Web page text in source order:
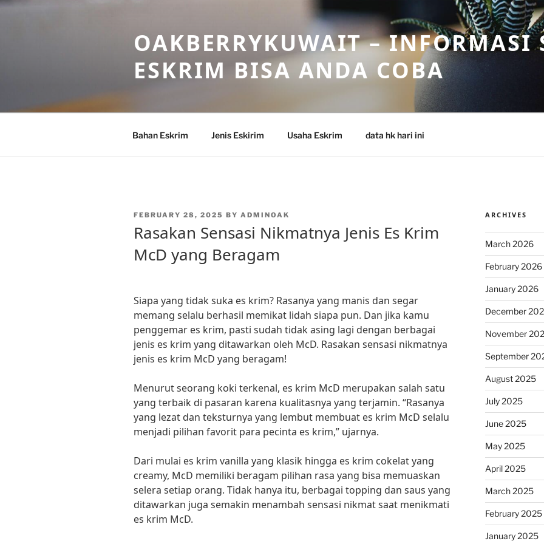
Skip
OAKBERRYKUWAIT – INFORMASI
ESKRIM BISA ANDA COBA
Bahan Eskrim Jenis Eskirim Usaha Eskrim data hk hari ini
POSTED
FEBRUARY 28, 2025 BY ADMINOAK
Rasakan Sensasi Nikmatnya Jenis Es Krim
McD yang Beragam
Siapa yang tidak suka es krim? Rasanya yang manis dan segar
memang selalu berhasil memikat lidah siapa pun. Dan jika kamu
penggemar es krim, pasti sudah tidak asing lagi dengan berbagai
jenis es krim yang ditawarkan oleh McD. Rasakan sensasi nikmatnya
jenis es krim McD yang beragam!
Menurut seorang koki terkenal, es krim McD merupakan salah satu
yang terbaik di pasaran karena kualitasnya yang terjamin. “Rasanya
yang lezat dan teksturnya yang lembut membuat es krim McD selalu
menjadi pilihan favorit para pecinta es krim,” ujarnya.
Dari mulai es krim vanilla yang klasik hingga es krim cokelat yang
creamy, McD memiliki beragam pilihan rasa yang bisa memuaskan
selera setiap orang. Tidak hanya itu, berbagai topping dan saus yang
ditawarkan juga semakin menambah sensasi nikmat saat menikmati
es krim McD.
ARCHIVES
March 2026
February 2026
January 2026
December
November
September
August 2025
July 2025
June 2025
May 2025
April 2025
March 2025
February 2025
January 2025